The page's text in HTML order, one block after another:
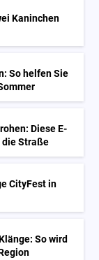
Kaninchen
So helfen Sie
Diese E-
die Straße
CityFest in
So wird